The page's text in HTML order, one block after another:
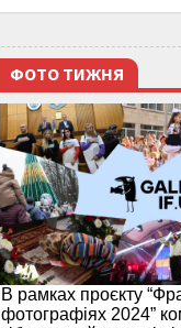
ФОТО ТИЖНЯ
В рамках проєкту
фотографіях 2024”